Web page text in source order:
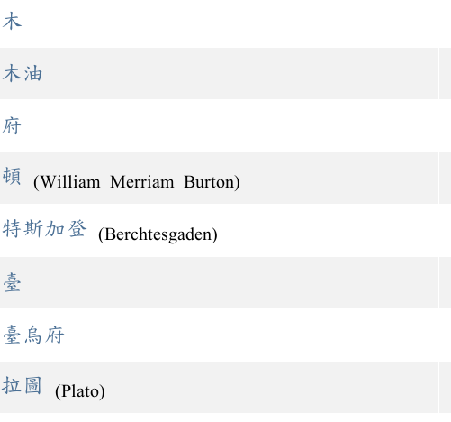
木
木油
府
頓 (William Merriam Burton)
特斯加登 (Berchtesgaden)
臺
臺烏府
拉圖 (Plato)